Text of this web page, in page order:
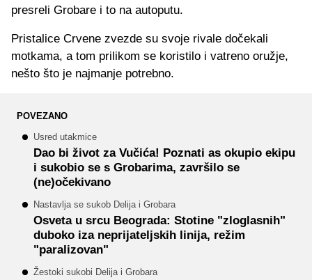
presreli Grobare i to na autoputu.
Pristalice Crvene zvezde su svoje rivale dočekali
motkama, a tom prilikom se koristilo i vatreno oružje,
nešto što je najmanje potrebno.
POVEZANO
Usred utakmice
Dao bi život za Vučića! Poznati as okupio ekipu
i sukobio se s Grobarima, završilo se
(ne)očekivano
Nastavlja se sukob Delija i Grobara
Osveta u srcu Beograda: Stotine "zloglasnih"
duboko iza neprijateljskih linija, režim
"paralizovan"
Žestoki sukobi Delija i Grobara